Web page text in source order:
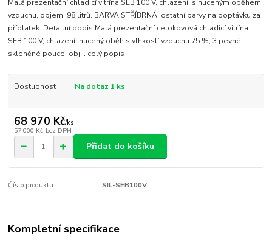
Malá prezentační chladicí vitrína SEB 100 V, chlazení: s nuceným oběhem
vzduchu, objem: 98 litrů. BARVA STŘÍBRNÁ, ostatní barvy na poptávku za
příplatek. Detailní popis Malá prezentační celokovová chladicí vitrína
SEB 100 V, chlazení: nucený oběh s vlhkostí vzduchu 75 %, 3 pevné
skleněné police, obj... celý popis
Dostupnost Na dotaz 1 ks
68 970 Kč/ks
57 000 Kč bez DPH
Přidat do košíku
Číslo produktu: SIL-SEB100V
Kompletní specifikace